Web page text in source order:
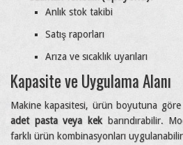
Anlık stok takibi
Satış raporları
Arıza ve sıcaklık uyarıları
Kapasite ve Uygulama Alanı
Makine kapasitesi, ürün boyutuna
adet pasta veya kekbarındırabilir.
farklı ürün kombinasyonları